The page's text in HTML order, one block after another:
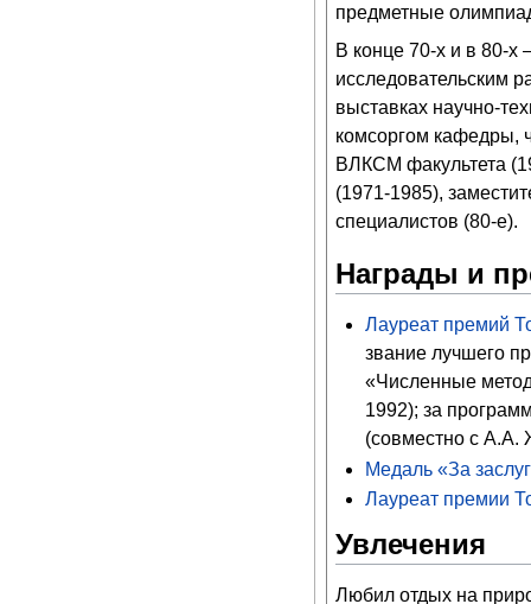
предметные
В конце 70-х и в 80-х
исследовательским
выставках научно-
комсоргом кафедры,
ВЛКСМ факультета
(1971-1985),
специалистов (80-е).
Награды и
Лауреат премий
звание лучшего
«Численные
1992); за
(совместно с А.А.
Медаль «За
Лауреат премии
Увлечения
Любил отдых на